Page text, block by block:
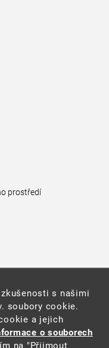
prostředí
s našimi
soubory cookie.
a jejich
o souborech
na "Přijmout